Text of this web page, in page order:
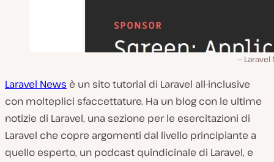
Laravel
Laravel News è un sito tutorial di Laravel all-inclusive
con molteplici sfaccettature. Ha un blog con le ultime
notizie di Laravel, una sezione per le esercitazioni di
Laravel che copre argomenti dal livello principiante a
quello esperto, un podcast quindicinale di Laravel, e